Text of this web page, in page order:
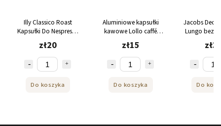
Aluminiowe kapsułki
kawowe Lollo caffé
Afrodite Espresso do
NESPRESSO® 10 szt.
Do koszyka
Jacobs Decaffeinato 6
Lungo bezkofeinowe
kapsułki do Nespresso®
Do koszyka
do